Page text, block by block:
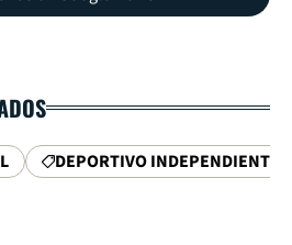
DEPORTIVO INDEPENDIENTE